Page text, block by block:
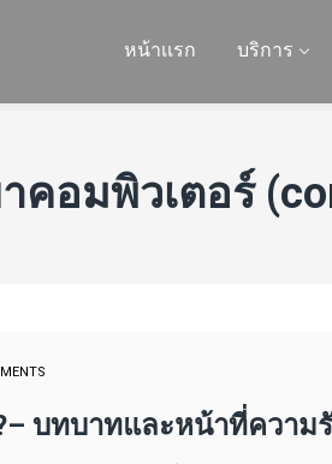
หน้าเเรก บริการ
คอมพิวเตอร์
บทบาทและหน้าที่ความ